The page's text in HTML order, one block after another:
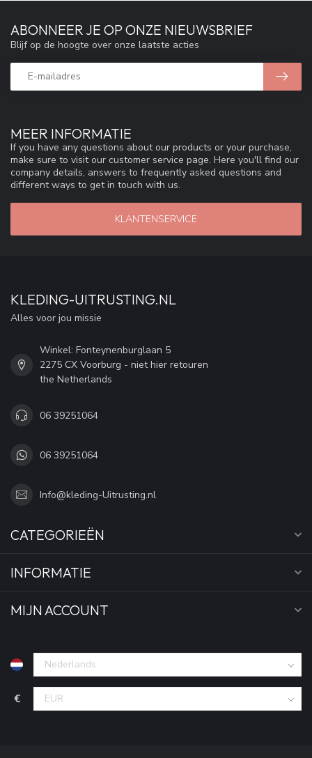
MEER INFORMATIE
If you have any questions about our products or your purchase,
make sure to visit our customer service page. Here you'll find our
company details, answers to frequently asked questions and
different ways to get in touch with us.
KLANTENSERVICE
ABONNEER JE OP ONZE NIEUWSBRIEF
Blijf op de hoogte over onze laatste acties
KLEDING-UITRUSTING.NL
Alles voor jou missie
Winkel: Fonteynenburglaan 5
2275 CX Voorburg - niet hier retouren
the Netherlands
06 39251064
06 39251064
Info@kleding-Uitrusting.nl
CATEGORIEËN
INFORMATIE
MIJN ACCOUNT
€